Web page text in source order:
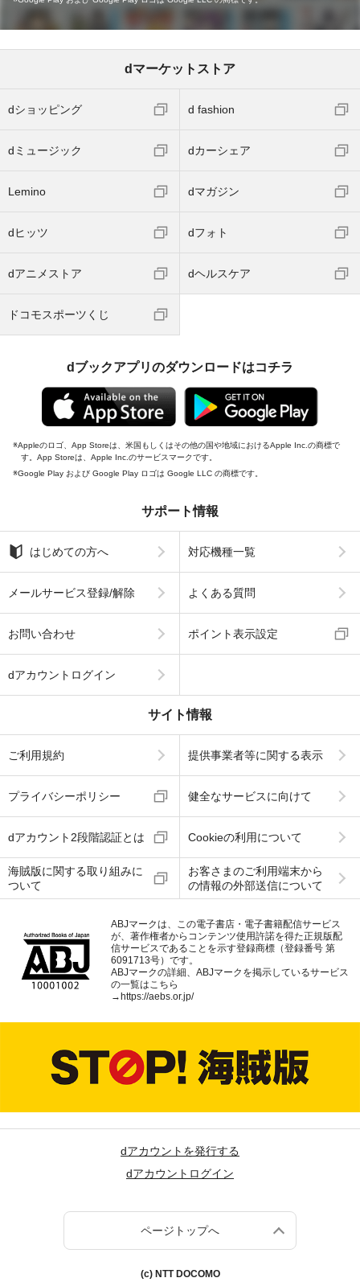
dマーケットストア
dショッピング d fashion
dミュージック dカーシェア
Lemino dマガジン
dヒッツ dフォト
dアニメストア dヘルスケア
ドコモスポーツくじ
dブックアプリのダウンロードはコチラ
Appleのロゴ、App Storeは、米国もしくはその他の国や地域におけるApple Inc.の商標で
す。App Storeは、Apple Inc.のサービスマークです。
Google Play および Google Play ロゴは Google LLC の商標です。
サポート情報
はじめての方へ 対応機種一覧
メールサービス登録/解除 よくある質問
お問い合わせ ポイント表示設定
dアカウントログイン
サイト情報
ご利用規約 提供事業者等に関する表示
プライバシーポリシー 健全なサービスに向けて
dアカウント2段階認証とは Cookieの利用について
海賊版に関する取り組みに
ついて
お客さまのご利用端末から
の情報の外部送信について
ABJマークは、この電子書店・電子書籍配信サービス
が、著作権者からコンテンツ使用許諾を得た正規版配
信サービスであることを示す登録商標（登録番号 第
6091713号）です。
ABJマークの詳細、ABJマークを掲示しているサービス
の一覧はこちら
→ https://aebs.or.jp/
dアカウントを発行する
dアカウントログイン
ページトップへ
(c) NTT DOCOMO